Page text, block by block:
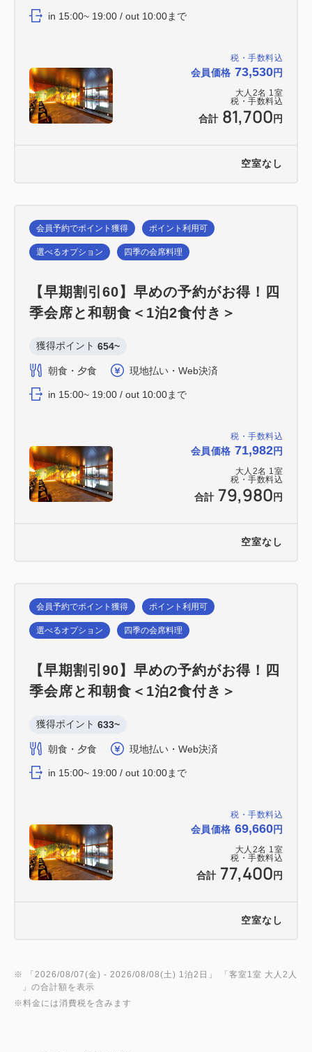
税・手数料込
会員価格 73,530円
大人 2名 1 室
税・手数料込
合計 81,700 円
in 15:00~ 19:00 / out 10:00まで
空室なし
税・手数料込
会員価格 71,982円
大人 2名 1 室
税・手数料込
合計 79,980 円
会員予約でポイント獲得 ポイント利用可
選べるオプション 四季の会席料理
【早期割引60】早めの予約がお得！四
季会席と和朝食＜1泊2食付き＞
獲得ポイント 654~
朝食・夕食 現地払い・Web決済
in 15:00~ 19:00 / out 10:00まで
空室なし
税・手数料込
会員価格 69,660円
大人 2名 1 室
税・手数料込
合計 77,400 円
会員予約でポイント獲得 ポイント利用可
選べるオプション 四季の会席料理
【早期割引90】早めの予約がお得！四
季会席と和朝食＜1泊2食付き＞
獲得ポイント 633~
朝食・夕食 現地払い・Web決済
in 15:00~ 19:00 / out 10:00まで
空室なし
※ 「 2026/08/07(金) - 2026/08/08(土) 1泊2日 」 「客室1室 大人2人
」の合計額を表示
※料金には消費税を含みます